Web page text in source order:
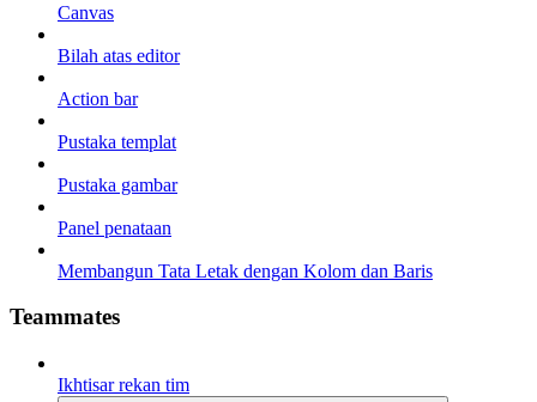
Canvas
Bilah atas editor
Action bar
Pustaka templat
Pustaka gambar
Panel penataan
Membangun Tata Letak dengan Kolom dan Baris
Teammates
Ikhtisar rekan tim